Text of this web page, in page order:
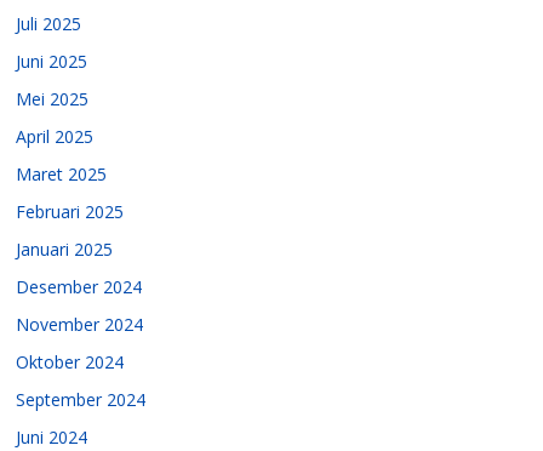
Juli 2025
Juni 2025
Mei 2025
April 2025
Maret 2025
Februari 2025
Januari 2025
Desember 2024
November 2024
Oktober 2024
September 2024
Juni 2024